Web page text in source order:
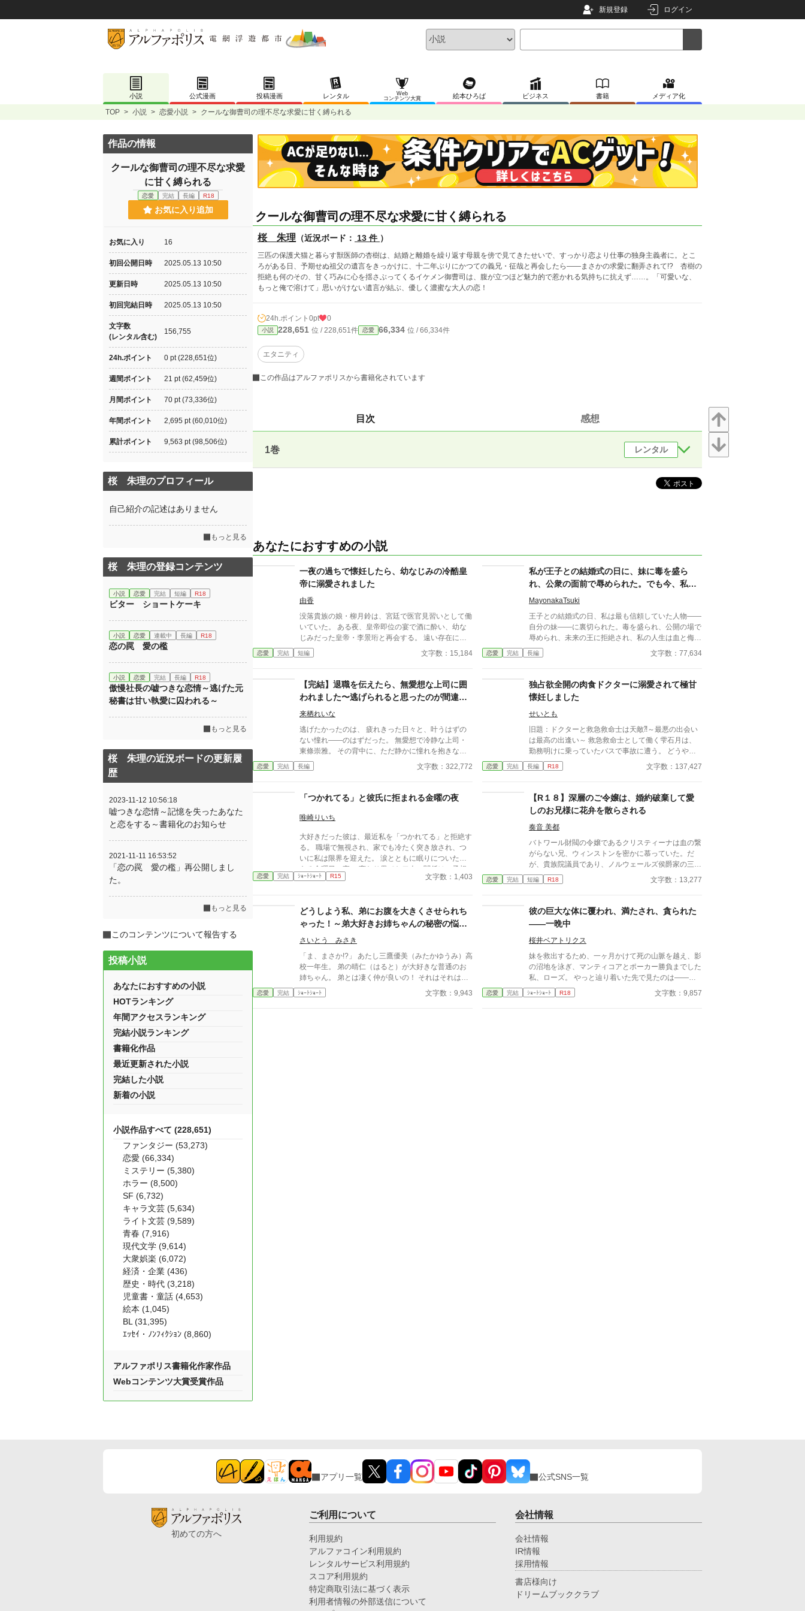
新規登録 ログイン
小説 公式漫画 投稿漫画 レンタル
Web
コンテンツ大賞
絵本ひろば ビジネス 書籍 メディア化
TOP > 小説 > 恋愛小説 > クールな御曹司の理不尽な求愛に甘く縛られる
クールな御曹司の理不尽な求愛に甘く縛られる
桜 朱理 （近況ボード： 13 件 ）
三匹の保護犬猫と暮らす獣医師の杏樹は、結婚と離婚を繰り返す母親を傍で見てきたせいで、すっかり恋より仕事の独身主義者に。とこ
ろがある日、予期せぬ祖父の遺言をきっかけに、十二年ぶりにかつての義兄・征哉と再会したら――まさかの求愛に翻弄されて!? 杏樹の
拒絶も何のその、甘く巧みに心を揺さぶってくるイケメン御曹司は、腹が立つほど魅力的で惹かれる気持ちに抗えず……。「可愛いな、
もっと俺で溶けて」思いがけない遺言が結ぶ、優しく濃蜜な大人の恋！
24h.ポイント 0pt 0
小説 228,651 位 / 228,651件 恋愛 66,334 位 / 66,334件
エタニティ
この作品はアルファポリスから書籍化されています
目次 感想
1巻 レンタル
あなたにおすすめの小説
一夜の過ちで懐妊したら、幼なじみの冷酷皇
帝に溺愛されました
由香
没落貴族の娘・柳月鈴は、宮廷で医官見習いとして働
いていた。 ある夜、皇帝即位の宴で酒に酔い、幼な
じみだった皇帝・李景珩と再会する。 遠い存在にな
ったはずの彼。 けれど、その夜をきっかけに月鈴の
運命は大きく動き出す。 冷酷と恐れられる皇帝が、
恋愛 完結 短編 文字数：15,184
私が王子との結婚式の日に、妹に毒を盛ら
れ、公衆の面前で辱められた。でも今、私は
時を戻し、運命を変えに来た。
MayonakaTsuki
王子との結婚式の日、私は最も信頼していた人物――
自分の妹――に裏切られた。毒を盛られ、公開の場で
辱められ、未来の王に拒絶され、私の人生は血と侮辱
の中でそこで終わったかのように思えた。しかし、死
が私を迎えたとき、不可能なことが起きた――私は同
そして一撃の記憶をそのまま覚えていた。今、二度目
のチャンスを得た私は、ただ一つの使命を持つ――真
実を突き止め、奪われたものを取り戻し、私を破滅さ
せた者たちにその代償を払わせる。もはや、何も以前
のままではない。何も許されない。
恋愛 完結 長編 文字数：77,634
【完結】退職を伝えたら、無愛想な上司に囲
われました〜逃げられると思ったのが間違い
でした〜
来栖れいな
逃げたかったのは、 疲れきった日々と、叶うはずの
ない憧れ――のはずだった。 無愛想で冷静な上司・
東條崇雅。 その背中に、ただ静かに憧れを抱きなが
ら、 仕事の重圧と、自分の想いの行き場に限界を感
じて、私は退職を申し出た。 けれど―― そこから、
負担を減らされ、 静かに、けれど確実に囲い込まれ
ないのに、 無言の圧力と、不器用な優しさが、私を
じれじれと、甘く、不器用に。 二人の距離は、静か
に、でも確かに近づいていく――。 無愛想な上司
に、心ごと囲い込まれる、じれじれ溺愛・執着オフィ
スラブ。 ※この物語はフィクションです。 登場する
人物・団体・名称・出来事などはすべて架空であり、
恋愛 完結 長編 文字数：322,772
独占欲全開の肉食ドクターに溺愛されて極甘
懐妊しました
せいとも
旧題：ドクターと救急救命士は天敵⁈～最悪の出会い
は最高の出逢い～ 救急救命士として働く雫石月は、
勤務明けに乗っていたバスで事故に遭う。 どうや
ら、バスの運転手が体調不良になったようだ。 乗客
にAEDを探してきてもらうように頼み、救助活動をし
スに乗り込んできた。 受け取ろうとすると邪魔だと
言われる。 そして、月のことを『チビ団子』と呼ん
だのだ。 医療従事者と思われるボサボサマスク男は
運転手の処置をして、月が文句を言う間もなく、救急
車に同乗して去ってしまった。 最悪の出会いをし、
二度と会いたくない相手の正体は⁇ 作品はフィクショ
ンです。 本来の仕事内容とは異なる描写があると思
います。
恋愛 完結 長編 R18 文字数：137,427
「つかれてる」と彼氏に拒まれる金曜の夜
唯崎りいち
大好きだった彼は、最近私を「つかれてる」と拒絶す
る。 職場で無視され、家でも冷たく突き放され、つ
いに私は限界を迎えた。 涙とともに眠りについた、
ある金曜日の夜。 変わり果てた二人の関係は、予想
もしない結末を迎える。
恋愛 完結 ｼｮｰﾄｼｮｰﾄ R15 文字数：1,403
【R１８】深層のご令嬢は、婚約破棄して愛
しのお兄様に花弁を散らされる
奏音 美都
バトワール財閥の令嬢であるクリスティーナは血の繋
がらない兄、ウィンストンを密かに慕っていた。だ
が、貴族院議員であり、ノルウェールズ侯爵家の三男
であるコンラッドとの婚姻話が持ち上がり、バトワー
ル財閥、ひいては会社の経営に携わる兄のために、お
のウィンストンに迫られていた。 「ノルウェールズ
侯爵の御曹司とのお見合いが決まったって聞いたんだ
が、本当なのか？」」 どう尋ねる兄の真意は……
恋愛 完結 短編 R18 文字数：13,277
どうしよう私、弟にお腹を大きくさせられち
ゃった！～弟大好きお姉ちゃんの秘密の悩み
～
さいとう みさき
「ま、まさか!?」 あたし三鷹優美（みたかゆうみ）高
校一年生。 弟の晴仁（はると）が大好きな普通のお
姉ちゃん。 弟とは凄く仲が良いの！ それはそれはも
のすごく‥‥‥ 「あん、晴仁いきなりそんなのお口
に入らないよぉ～♡」 そんな関係のあたしたち。 で
恋愛 完結 ｼｮｰﾄｼｮｰﾄ 文字数：9,943
彼の巨大な体に覆われ、満たされ、貪られた
——一晩中
桜井ベアトリクス
妹を救出するため、一ヶ月かけて死の山脈を越え、影
の沼地を泳ぎ、マンティコアとポーカー勝負までした
私、ローズ。 やっと辿り着いた先で見たのは——フ
ェイ王の膝の上で甘える妹の姿。 「助けなんていら
ないわよ？」 は？ しかも運命の光が私と巨漢戦士マ
恋愛 完結 ｼｮｰﾄｼｮｰﾄ R18 文字数：9,857
作品の情報
クールな御曹司の理不尽な求愛
に甘く縛られる
恋愛 完結 長編 R18
お気に入り追加
お気に入り 16
初回公開日時 2025.05.13 10:50
更新日時 2025.05.13 10:50
初回完結日時 2025.05.13 10:50
文字数
(レンタル含む)
156,755
24h.ポイント 0 pt (228,651位)
週間ポイント 21 pt (62,459位)
月間ポイント 70 pt (73,336位)
年間ポイント 2,695 pt (60,010位)
累計ポイント 9,563 pt (98,506位)
桜 朱理のプロフィール
自己紹介の記述はありません
もっと見る
桜 朱理の登録コンテンツ
小説 恋愛 完結 短編 R18
ビター ショートケーキ
小説 恋愛 連載中 長編 R18
恋の罠 愛の檻
小説 恋愛 完結 長編 R18
傲慢社長の嘘つきな恋情～逃げた元
秘書は甘い執愛に囚われる～
もっと見る
桜 朱理の近況ボードの更新履
歴
2023-11-12 10:56:18
嘘つきな恋情～記憶を失ったあなた
と恋をする～書籍化のお知らせ
2021-11-11 16:53:52
「恋の罠 愛の檻」再公開しまし
た。
もっと見る
このコンテンツについて報告する
投稿小説
あなたにおすすめの小説
HOTランキング
年間アクセスランキング
完結小説ランキング
書籍化作品
最近更新された小説
完結した小説
新着の小説
小説作品すべて (228,651)
ファンタジー (53,273)
恋愛 (66,334)
ミステリー (5,380)
ホラー (8,500)
SF (6,732)
キャラ文芸 (5,634)
ライト文芸 (9,589)
青春 (7,916)
現代文学 (9,614)
大衆娯楽 (6,072)
経済・企業 (436)
歴史・時代 (3,218)
児童書・童話 (4,653)
絵本 (1,045)
BL (31,395)
ｴｯｾｲ・ﾉﾝﾌｨｸｼｮﾝ (8,860)
アルファポリス書籍化作家作品
Webコンテンツ大賞受賞作品
アプリ一覧 公式SNS一覧
初めての方へ
ご利用について
利用規約
アルファコイン利用規約
レンタルサービス利用規約
スコア利用規約
特定商取引法に基づく表示
利用者情報の外部送信について
会社情報
会社情報
IR情報
採用情報
書店様向け
ドリームブッククラブ